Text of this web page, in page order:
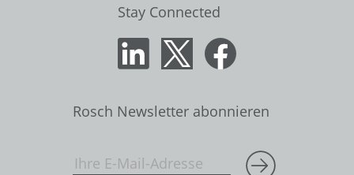
Stay Connected
Rosch Newsletter abonnieren